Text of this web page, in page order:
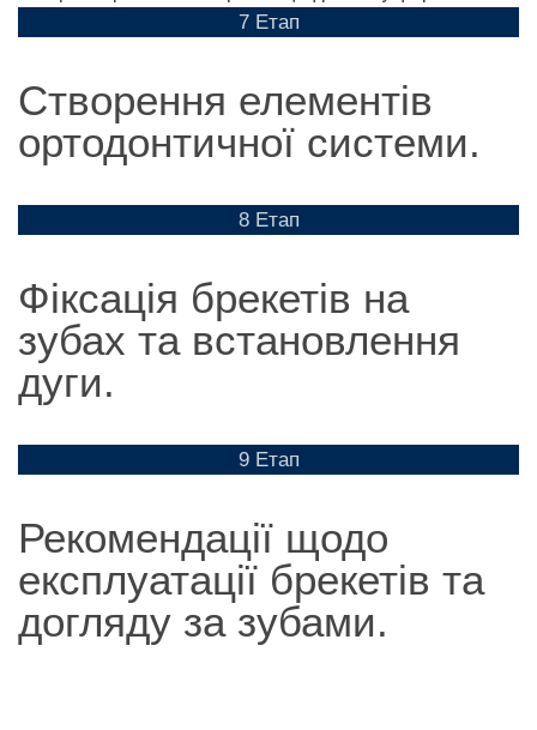
7 Етап
Створення елементів
ортодонтичної системи.
8 Етап
Фіксація брекетів на
зубах та встановлення
дуги.
9 Етап
Рекомендації щодо
експлуатації брекетів та
догляду за зубами.